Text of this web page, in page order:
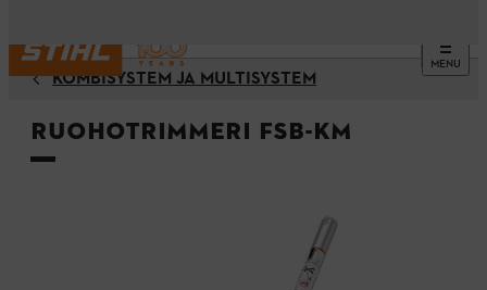
MENU
KOMBISYSTEM JA MULTISYSTEM
Ruohotrimmeri FSB-KM